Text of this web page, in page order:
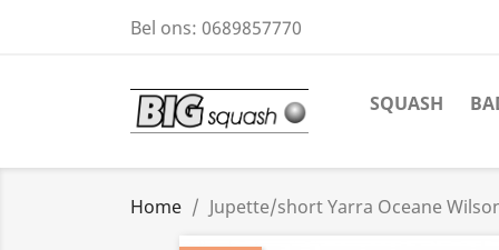
Bel ons: 0689857770
SQUASH
Home Jupette/short Yarra Oceane